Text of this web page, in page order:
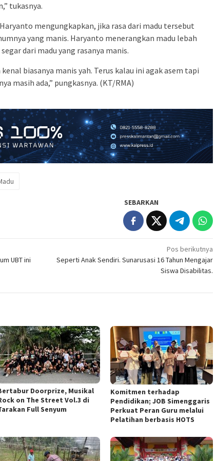
tukasnya.
mengungkapkan, jika rasa dari madu tersebut
yang manis. Haryanto menerangkan madu lebah
dari madu yang rasanya manis.
biasanya manis yah. Terus kalau ini agak asem tapi
masih ada,” pungkasnya. (KT/RMA)
SEBARKAN
UBT ini
Pos berikutnya
Seperti Anak Sendiri. Sunarusasi 16 Tahun Mengajar
Siswa Disabilitas.
Doorprize, Musikal
on The Street Vol.3 di
Full Senyum
Komitmen terhadap
Pendidikan; JOB Simenggaris
Perkuat Peran Guru melalui
Pelatihan berbasis HOTS